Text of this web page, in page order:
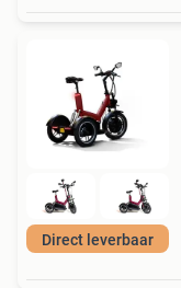
Direct leverbaar